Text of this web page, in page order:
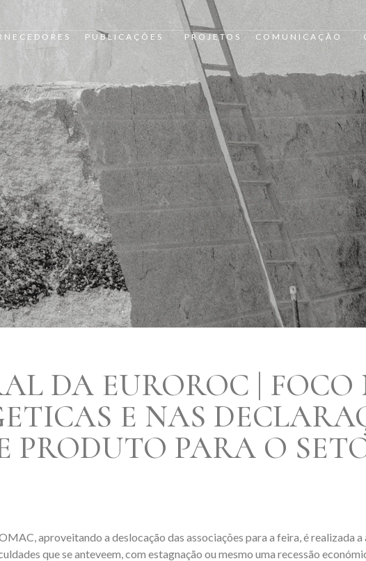
PUBLICAÇÕES PROJETOS COMUNICAÇÃO
DA EUROROC | FOCO
E NAS
PRODUTO PARA O
aproveitando a deslocação das associações para a feira, é realizada a
que se anteveem, com estagnação ou mesmo uma recessão